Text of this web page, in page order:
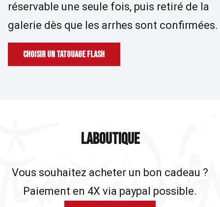
réservable une seule fois, puis retiré de la
galerie dès que les arrhes sont confirmées.
Choisir un tatouage flash
LA BOUTIQUE
LABOUTIQUE
Vous souhaitez acheter un bon cadeau ?
Paiement en 4X via paypal possible.